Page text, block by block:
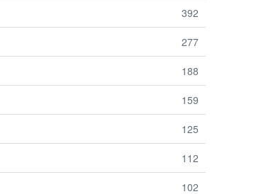
392
277
188
159
125
112
102